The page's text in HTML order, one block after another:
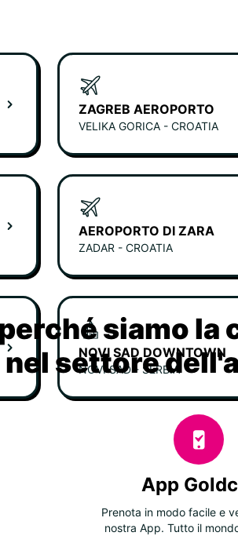
ZAGREB AEROPORTO
VELIKA GORICA - CROATIA
AEROPORTO DI ZARA
ZADAR - CROATIA
NOVI SAD DOWNTOWN
NOVI SAD - SERBIA
siamo la
nel settore
App
Prenota in modo facile e
nostra App. Tutto il